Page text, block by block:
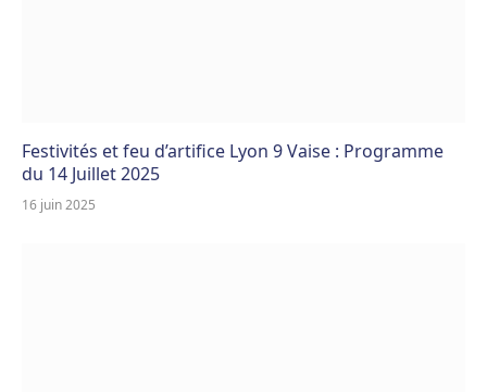
Festivités et feu d’artifice Lyon 9 Vaise : Programme
du 14 Juillet 2025
16 juin 2025